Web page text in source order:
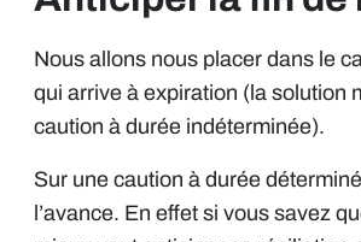
Nous allons nous placer dans le
qui arrive à expiration (la solution
caution à durée indéterminée).
Sur une caution à durée
l’avance. En effet si vous savez